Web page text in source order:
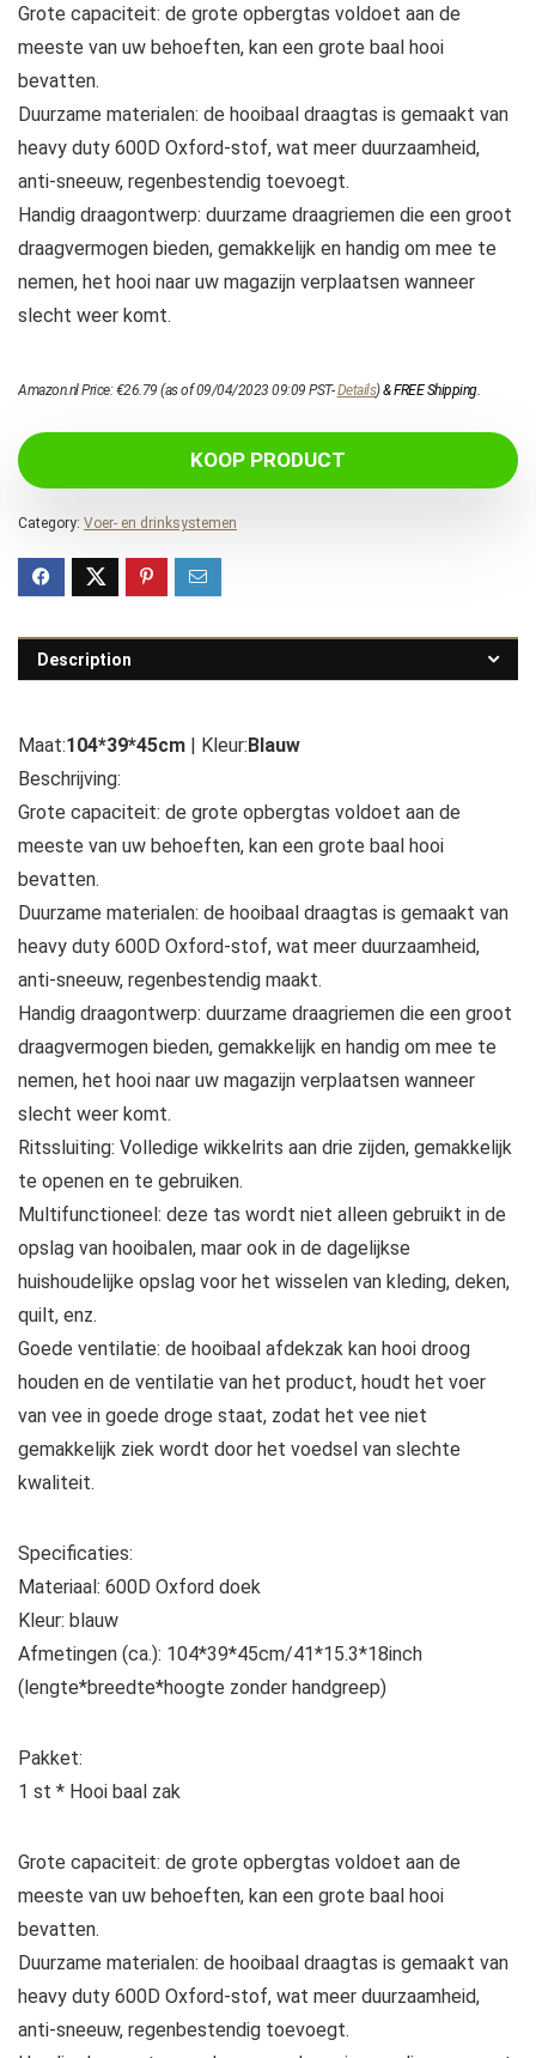
Grote capaciteit: de grote opbergtas voldoet aan de
meeste van uw behoeften, kan een grote baal hooi
bevatten.
Duurzame materialen: de hooibaal draagtas is gemaakt van
heavy duty 600D Oxford-stof, wat meer duurzaamheid,
anti-sneeuw, regenbestendig toevoegt.
Handig draagontwerp: duurzame draagriemen die een groot
draagvermogen bieden, gemakkelijk en handig om mee te
nemen, het hooi naar uw magazijn verplaatsen wanneer
slecht weer komt.
Amazon.nl Price:€26.79 (as of 09/04/2023 09:09 PST-Details)&FREE Shipping.
KOOP PRODUCT
Category: Voer- en drinksystemen
Description
Maat:104*39*45cm | Kleur:Blauw
Beschrijving:
Grote capaciteit: de grote opbergtas voldoet aan de
meeste van uw behoeften, kan een grote baal hooi
bevatten.
Duurzame materialen: de hooibaal draagtas is gemaakt van
heavy duty 600D Oxford-stof, wat meer duurzaamheid,
anti-sneeuw, regenbestendig maakt.
Handig draagontwerp: duurzame draagriemen die een groot
draagvermogen bieden, gemakkelijk en handig om mee te
nemen, het hooi naar uw magazijn verplaatsen wanneer
slecht weer komt.
Ritssluiting: Volledige wikkelrits aan drie zijden, gemakkelijk
te openen en te gebruiken.
Multifunctioneel: deze tas wordt niet alleen gebruikt in de
opslag van hooibalen, maar ook in de dagelijkse
huishoudelijke opslag voor het wisselen van kleding, deken,
quilt, enz.
Goede ventilatie: de hooibaal afdekzak kan hooi droog
houden en de ventilatie van het product, houdt het voer
van vee in goede droge staat, zodat het vee niet
gemakkelijk ziek wordt door het voedsel van slechte
kwaliteit.
Specificaties:
Materiaal: 600D Oxford doek
Kleur: blauw
Afmetingen (ca.): 104*39*45cm/41*15.3*18inch
(lengte*breedte*hoogte zonder handgreep)
Pakket:
1 st * Hooi baal zak
Grote capaciteit: de grote opbergtas voldoet aan de
meeste van uw behoeften, kan een grote baal hooi
bevatten.
Duurzame materialen: de hooibaal draagtas is gemaakt van
heavy duty 600D Oxford-stof, wat meer duurzaamheid,
anti-sneeuw, regenbestendig toevoegt.